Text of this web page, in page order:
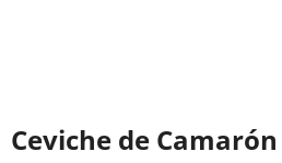
Ceviche de